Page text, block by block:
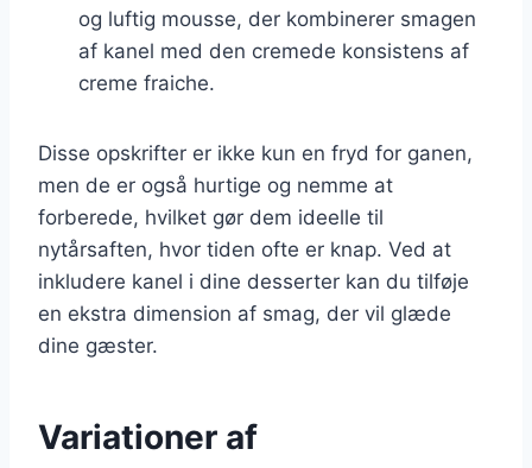
og luftig mousse, der kombinerer smagen
af kanel med den cremede konsistens af
creme fraiche.
Disse opskrifter er ikke kun en fryd for ganen,
men de er også hurtige og nemme at
forberede, hvilket gør dem ideelle til
nytårsaften, hvor tiden ofte er knap. Ved at
inkludere kanel i dine desserter kan du tilføje
en ekstra dimension af smag, der vil glæde
dine gæster.
Variationer af